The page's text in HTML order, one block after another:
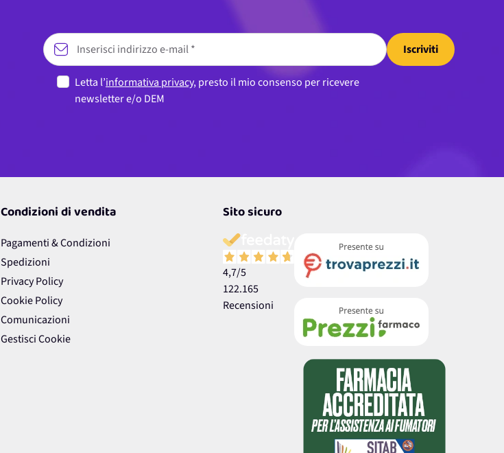
Iscriviti
Letta l’informativa privacy, presto il mio consenso per ricevere
newsletter e/o DEM
Condizioni di vendita
Pagamenti & Condizioni
Spedizioni
Privacy Policy
Cookie Policy
Comunicazioni
Gestisci Cookie
Sito sicuro
4,7/5
122.165
Recensioni